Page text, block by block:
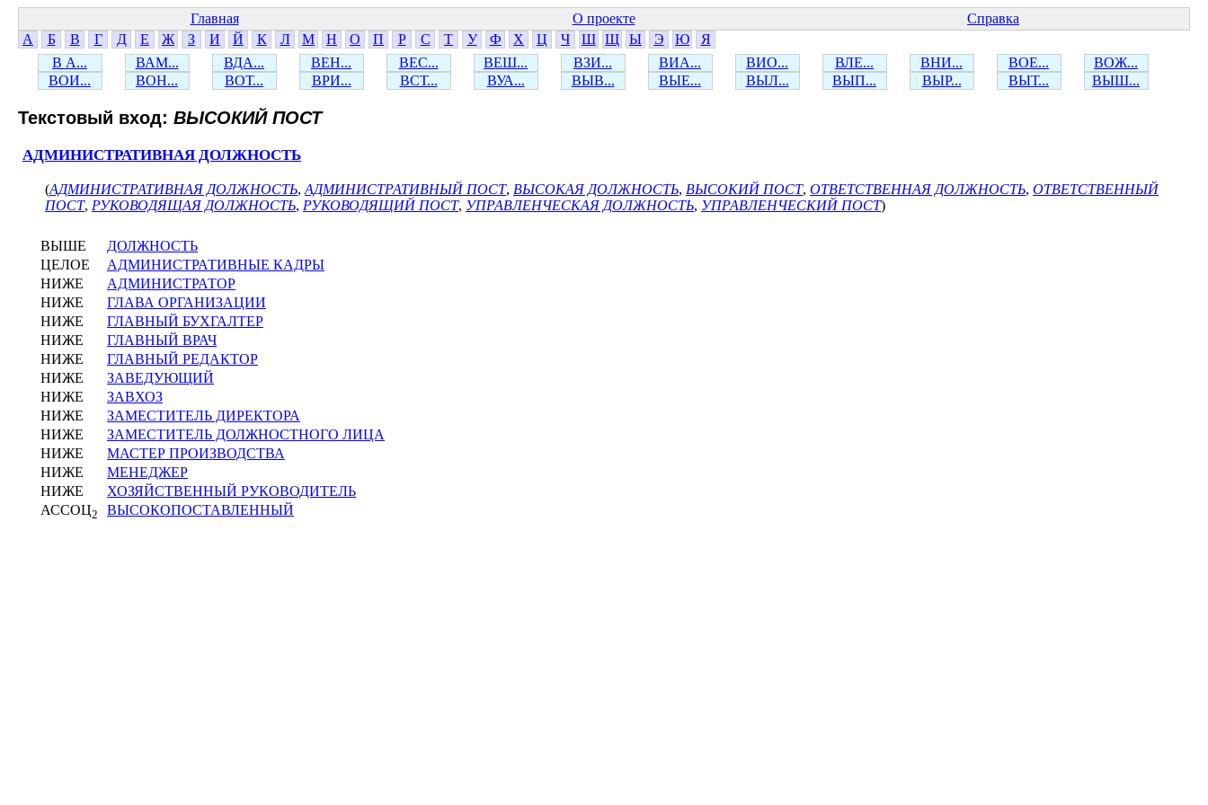
Главная О проекте
Справка
А
Б В Г Д Е Ж З И Й К Л М Н О П Р С Т У Ф Х Ц Ч Ш Щ Ы Э Ю
Я
В А...
ВАМ... ВДА... ВЕН... ВЕС... ВЕШ... ВЗИ... ВИА... ВИО... ВЛЕ... ВНИ... ВОЕ...
ВОЖ...
ВОИ...
ВОН... ВОТ... ВРИ... ВСТ... ВУА... ВЫВ... ВЫЕ... ВЫЛ... ВЫП... ВЫР... ВЫТ... ВЫШ...
Текстовый вход: ВЫСОКИЙ ПОСТ
АДМИНИСТРАТИВНАЯ ДОЛЖНОСТЬ
(АДМИНИСТРАТИВНАЯ ДОЛЖНОСТЬ, АДМИНИСТРАТИВНЫЙ ПОСТ, ВЫСОКАЯ ДОЛЖНОСТЬ, ВЫСОКИЙ ПОСТ, ОТВЕТСТВЕННАЯ ДОЛЖНОСТЬ, ОТВЕТСТВЕННЫЙ
ПОСТ, РУКОВОДЯЩАЯ ДОЛЖНОСТЬ, РУКОВОДЯЩИЙ ПОСТ, УПРАВЛЕНЧЕСКАЯ ДОЛЖНОСТЬ, УПРАВЛЕНЧЕСКИЙ ПОСТ)
ВЫШЕ
ДОЛЖНОСТЬ
ЦЕЛОЕ
АДМИНИСТРАТИВНЫЕ КАДРЫ
НИЖЕ
АДМИНИСТРАТОР
НИЖЕ
ГЛАВА ОРГАНИЗАЦИИ
НИЖЕ
ГЛАВНЫЙ БУХГАЛТЕР
НИЖЕ
ГЛАВНЫЙ ВРАЧ
НИЖЕ
ГЛАВНЫЙ РЕДАКТОР
НИЖЕ
ЗАВЕДУЮЩИЙ
НИЖЕ
ЗАВХОЗ
НИЖЕ
ЗАМЕСТИТЕЛЬ ДИРЕКТОРА
НИЖЕ
ЗАМЕСТИТЕЛЬ ДОЛЖНОСТНОГО ЛИЦА
НИЖЕ
МАСТЕР ПРОИЗВОДСТВА
НИЖЕ
МЕНЕДЖЕР
НИЖЕ
ХОЗЯЙСТВЕННЫЙ РУКОВОДИТЕЛЬ
АССОЦ2 ВЫСОКОПОСТАВЛЕННЫЙ